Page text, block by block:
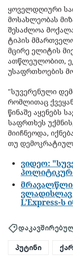
ყოველდღიური
მოსახლეობას
შესაძლოა
ტიპის
მცირე ელიტის
ათწლეულობით,
უსაფრთხოების
"სუვერენული
რომლითაც
წინაშე აყენებს
საფრთხეს
მიიჩნეოდა,
თუ
ვიდეო:
ვლადისლავ
L’Express-ს
პუტინი